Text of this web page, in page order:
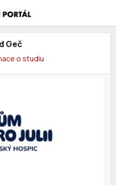
Geč
o studiu